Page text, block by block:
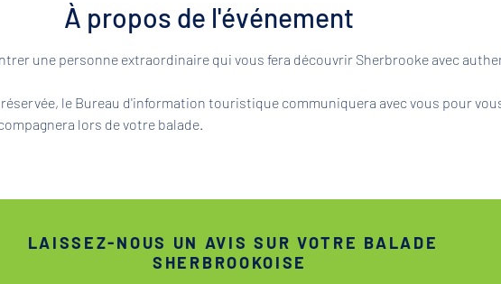
À propos de l'événement
une personne extraordinaire qui vous fera découvrir Sherbrooke avec
le Bureau d'information touristique communiquera avec vous pour
lors de votre balade.
LAISSEZ-NOUS UN AVIS SUR VOTRE BALADE
SHERBROOKOISE